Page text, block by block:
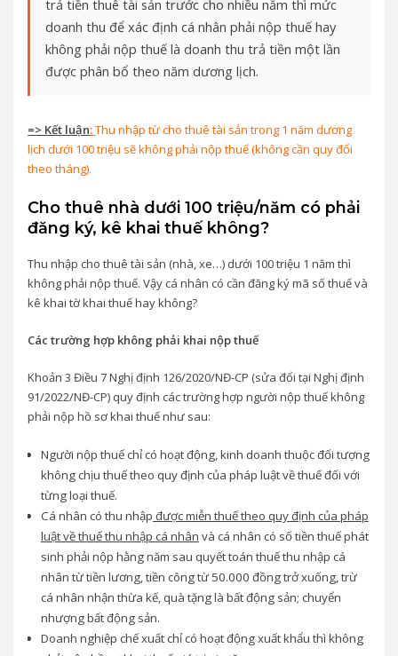
trả tiền thuê tài sản trước cho nhiều năm thì mức
doanh thu để xác định cá nhân phải nộp thuế hay
không phải nộp thuế là doanh thu trả tiền một lần
được phân bổ theo năm dương lịch.
=> Kết luận:Thu nhập từ cho thuê tài sản trong 1 năm dương
lịch dưới 100 triệu sẽ không phải nộp thuế (không cần quy đổi
theo tháng).
Cho thuê nhà dưới 100 triệu/năm có phải
đăng ký, kê khai thuế không?
Thu nhập cho thuê tài sản (nhà, xe…) dưới 100 triệu 1 năm thì
không phải nộp thuế. Vậy cá nhân có cần đăng ký mã số thuế và
kê khai tờ khai thuế hay không?
Các trường hợp không phải khai nộp thuế
Khoản 3 Điều 7 Nghị định 126/2020/NĐ-CP (sửa đổi tại Nghị định
91/2022/NĐ-CP) quy định các trường hợp người nộp thuế không
phải nộp hồ sơ khai thuế như sau:
Người nộp thuế chỉ có hoạt động, kinh doanh thuộc đối tượng
không chịu thuế theo quy định của pháp luật về thuế đối với
từng loại thuế.
Cá nhân có thu nhập được miễn thuế theo quy định của pháp
luật về thuế thu nhập cá nhân và cá nhân có số tiền thuế phát
sinh phải nộp hằng năm sau quyết toán thuế thu nhập cá
nhân từ tiền lương, tiền công từ 50.000 đồng trở xuống, trừ
cá nhân nhận thừa kế, quà tặng là bất động sản; chuyển
nhượng bất động sản.
Doanh nghiệp chế xuất chỉ có hoạt động xuất khẩu thì không